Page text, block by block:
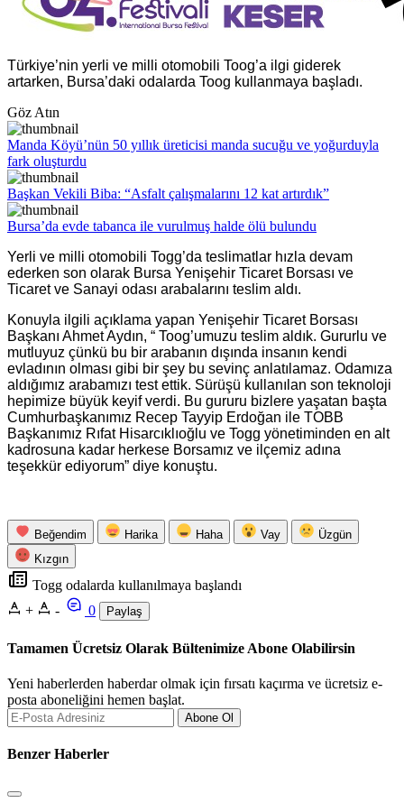
Türkiye’nin yerli ve milli otomobili Toog’a ilgi giderek
artarken, Bursa’daki odalarda Toog kullanmaya başladı.
Göz Atın
Manda Köyü’nün 50 yıllık üreticisi manda sucuğu ve yoğurduyla
fark oluşturdu
Başkan Vekili Biba: “Asfalt çalışmalarını 12 kat artırdık”
Bursa’da evde tabanca ile vurulmuş halde ölü bulundu
Yerli ve milli otomobili Togg’da teslimatlar hızla devam
ederken son olarak Bursa Yenişehir Ticaret Borsası ve
Ticaret ve Sanayi odası arabalarını teslim aldı.
Konuyla ilgili açıklama yapan Yenişehir Ticaret Borsası
Başkanı Ahmet Aydın, “ Toog’umuzu teslim aldık. Gururlu ve
mutluyuz çünkü bu bir arabanın dışında insanın kendi
evladının olması gibi bir şey bu sevinç anlatılamaz. Odamıza
aldığımız arabamızı test ettik. Sürüşü kullanılan son teknoloji
hepimize büyük keyif verdi. Bu gururu bizlere yaşatan başta
Cumhurbaşkanımız Recep Tayyip Erdoğan ile TOBB
Başkanımız Rıfat Hisarcıklıoğlu ve Togg yönetiminden en alt
kadrosuna kadar herkese Borsamız ve ilçemiz adına
teşekkür ediyorum” diye konuştu.
Beğendim Harika Haha Vay
Üzgün
Kızgın
Togg odalarda kullanılmaya başlandı
+
- 0 Paylaş
Tamamen Ücretsiz Olarak Bültenimize Abone Olabilirsin
Yeni haberlerden haberdar olmak için fırsatı kaçırma ve ücretsiz e-
posta aboneliğini hemen başlat.
Abone Ol
Benzer Haberler